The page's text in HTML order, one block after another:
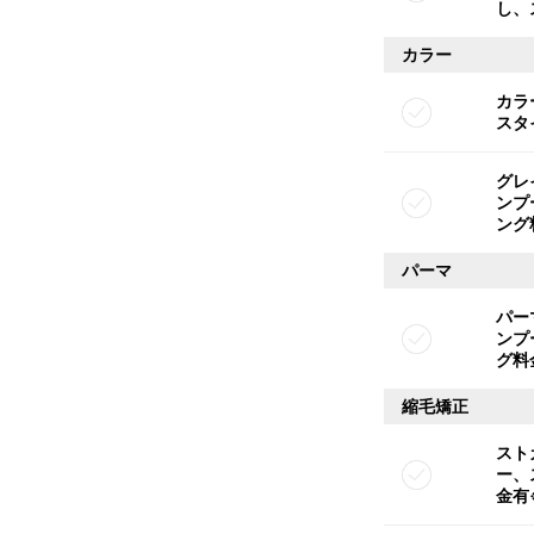
し
カラー
カ
ス
グ
ン
ング
パーマ
パ
ン
グ料
縮毛矯正
ス
ー
金